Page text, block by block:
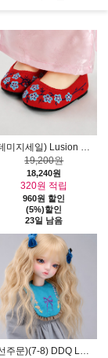
(데미지세일) Lusion Doll Shoes - Iring Shoes (Red)
19,200원
18,240원
320원 적립
960원 할인
(5%)할인
23일 남음
(선주문)(7-8) DDQ Long Wig (Blonde)